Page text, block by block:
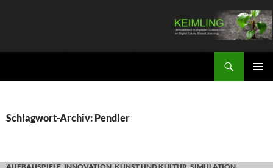
Schlagwort-Archiv: Pendler